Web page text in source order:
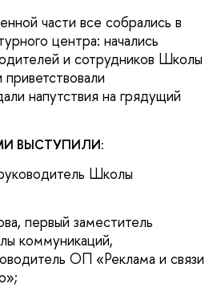
части все собрались в
центра: начались
и сотрудников Школы
напутствия на грядущий
ВЫСТУПИЛИ:
Школы
первый заместитель
коммуникаций,
ОП «Реклама и связи